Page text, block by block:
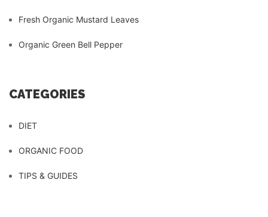
Fresh Organic Mustard Leaves
Organic Green Bell Pepper
CATEGORIES
DIET
ORGANIC FOOD
TIPS & GUIDES